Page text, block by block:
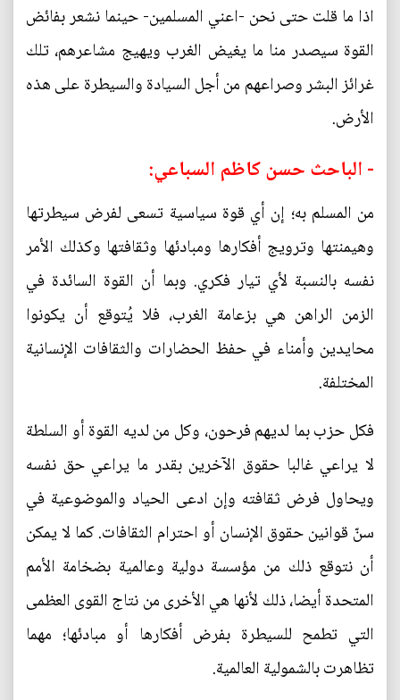
اذا ما قلت حتى نحن -اعني المسلمين- حينما نشعر بفائض
القوة سيصدر منا ما يغيض الغرب ويهيج مشاعرهم، تلك
غرائز البشر وصراعهم من أجل السيادة والسيطرة على هذه
الأرض.
- الباحث حسن كاظم السباعي:
من المسلم به؛ إن أي قوة سياسية تسعى لفرض سيطرتها
وهيمنتها وترويج أفكارها ومبادئها وثقافتها وكذلك الأمر
نفسه بالنسبة لأي تيار فكري. وبما أن القوة السائدة في
الزمن الراهن هي بزعامة الغرب، فلا يُتوقع أن يكونوا
محايدين وأمناء في حفظ الحضارات والثقافات الإنسانية
المختلفة.
فكل حزب بما لديهم فرحون، وكل من لديه القوة أو السلطة
لا يراعي غالبا حقوق الآخرين بقدر ما يراعي حق نفسه
ويحاول فرض ثقافته وإن ادعى الحياد والموضوعية في
سنّ قوانين حقوق الإنسان أو احترام الثقافات. كما لا يمكن
أن نتوقع ذلك من مؤسسة دولية وعالمية بضخامة الأمم
المتحدة أيضا، ذلك لأنها هي الأخرى من نتاج القوى العظمى
التي تطمح للسيطرة بفرض أفكارها أو مبادئها؛ مهما
تظاهرت بالشمولية العالمية.